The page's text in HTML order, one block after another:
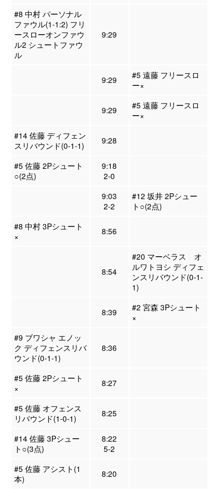
#8 中村 パーソナル
ファウル(1-1:2) フリ
ースローオンファウ
ル2 シュートファウ
ル
9:29
9:29
#5 遠藤 フリースロ
ー×
9:29
#5 遠藤 フリースロ
ー×
#14 佐藤 ディフェン
スリバウンド(0-1-1)
9:28
#5 佐藤 2Pシュート
○(2点)
9:18
2-0
9:03
2-2
#12 坂井 2Pシュー
ト○(2点)
#8 中村 3Pシュート
×
8:56
8:54
#20 マーベラス オ
ルワトヨシ ディフェ
ンスリバウンド(0-1-
1)
8:39
#2 宮森 3Pシュート
×
#9 ブワシャ エノッ
ク ディフェンスリバ
ウンド(0-1-1)
8:36
#5 佐藤 2Pシュート
×
8:27
#5 佐藤 オフェンス
リバウンド(1-0-1)
8:25
#14 佐藤 3Pシュー
ト○(3点)
8:22
5-2
#5 佐藤 アシスト(1
本)
8:20